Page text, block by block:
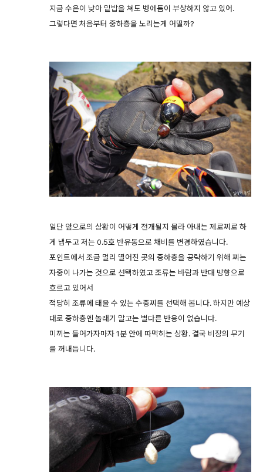
지금 수온이 낮아 밑밥을 쳐도 벵에돔이 부상하지 않고 있어.
그렇다면 처음부터 중하층을 노리는게 어떨까?
일단 앞으로의 상황이 어떻게 전개될지 몰라 아내는 제로찌로 하
게 냅두고 저는 0.5호 반유동으로 채비를 변경하였습니다.
포인트에서 조금 멀리 떨어진 곳의 중하층을 공략하기 위해 찌는
자중이 나가는 것으로 선택하였고 조류는 바람과 반대 방향으로
흐르고 있어서
적당히 조류에 태울 수 있는 수중찌를 선택해 봅니다. 하지만 예상
대로 중하층엔 놀래기 말고는 별다른 반응이 없습니다.
미끼는 들어가자마자 1분 안에 따먹히는 상황. 결국 비장의 무기
를 꺼내듭니다.